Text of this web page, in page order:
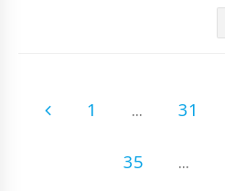
1 ... 31
35 ...